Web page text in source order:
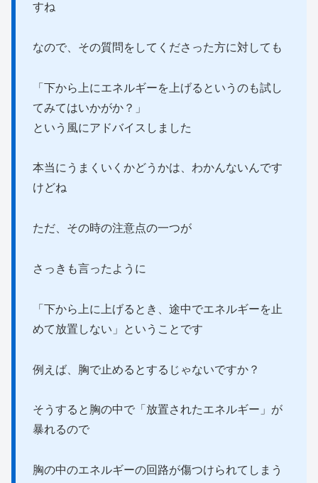
すね
なので、その質問をしてくださった方に対しても
「下から上にエネルギーを上げるというのも試し
てみてはいかがか？」
という風にアドバイスしました
本当にうまくいくかどうかは、わかんないんです
けどね
ただ、その時の注意点の一つが
さっきも言ったように
「下から上に上げるとき、途中でエネルギーを止
めて放置しない」ということです
例えば、胸で止めるとするじゃないですか？
そうすると胸の中で「放置されたエネルギー」が
暴れるので
胸の中のエネルギーの回路が傷つけられてしまう